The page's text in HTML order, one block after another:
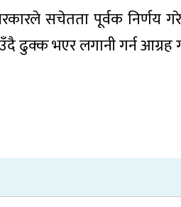
सचेतता पूर्वक निर्णय
ढुक्क भएर लगानी गर्न आग्रह